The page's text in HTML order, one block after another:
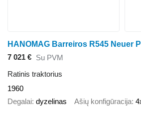
HANOMAG Barreiros R545 Neuer
7 021 € Su PVM
Ratinis traktorius
1960
Degalai dyzelinas Ašių konfigūracija